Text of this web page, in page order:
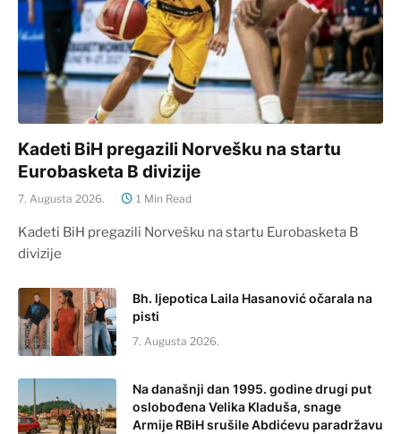
Kadeti BiH pregazili Norvešku na startu
Eurobasketa B divizije
7. Augusta 2026. 1 Min Read
Kadeti BiH pregazili Norvešku na startu Eurobasketa B
divizije
Bh. ljepotica Laila Hasanović očarala na
pisti
7. Augusta 2026.
Na današnji dan 1995. godine drugi put
oslobođena Velika Kladuša, snage
Armije RBiH srušile Abdićevu paradržavu